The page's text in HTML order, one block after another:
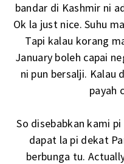
bandar di Kashmir ni
Ok la just nice. Suhu
Tapi kalau korang
January boleh capai
ni pun bersalji.
payah
So disebabkan kami
dapat la pi dekat
berbunga tu.